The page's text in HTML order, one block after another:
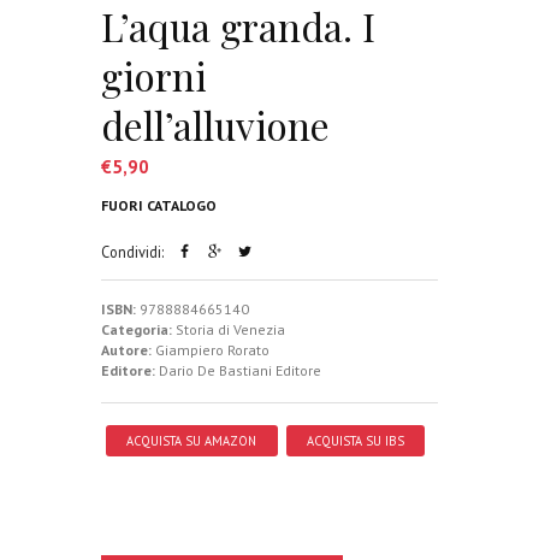
L’aqua granda. I
giorni
dell’alluvione
€5,90
FUORI CATALOGO
Condividi:
ISBN: 9788884665140
Categoria: Storia di Venezia
Autore: Giampiero Rorato
Editore: Dario De Bastiani Editore
ACQUISTA SU AMAZON ACQUISTA SU IBS